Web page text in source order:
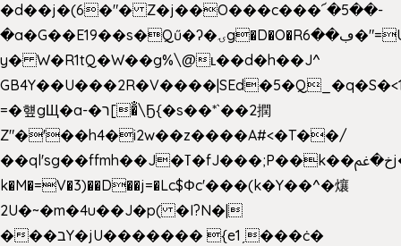
�d��j�(6�"� Z�j��O���c���՜�5��-
�a�G��E19��s�Qű�ʔ�ۍg�D�O�Rڢ��6�"=Uh����
y� W�R1tQ�W��g%\@ʟ��d�h��J^
=�헆gЩ�a-�ר[�̐\Ҕ{�s��*`��2撋
Z"�'��h4�i2w��z����A#<�T��/
��ql'sg��ffmh��J�ߠ�fJ���;P��k��خ�ﰬj��0��E8��6G���գN9?
k�M�=V�3)��D��j=�Lc$Φc'���(k�Y��^�爙
2U�~�m�4u��J�p( �I?N�|
���בY�jU������� {e1ˏ���ċ�